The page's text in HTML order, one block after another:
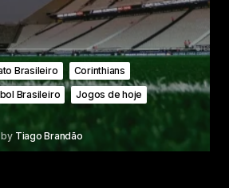
Brasileiro
Corinthians
Brasileiro
Jogos de hoje
by Tiago Brandão